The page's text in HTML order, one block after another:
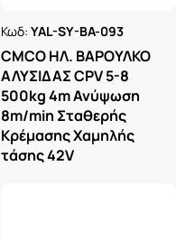
Κωδ:YAL-SY-BA-093
CMCO ΗΛ. ΒΑΡΟΥΛΚΟ
ΑΛΥΣΙΔΑΣ CPV 5-8
500kg 4m Ανύψωση
8m/min Σταθερής
Κρέμασης Χαμηλής
τάσης 42V